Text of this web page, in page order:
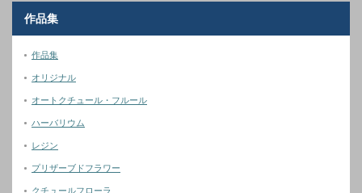
作品集
作品集
オリジナル
オートクチュール・フルール
ハーバリウム
レジン
プリザーブドフラワー
クチュールフローラ